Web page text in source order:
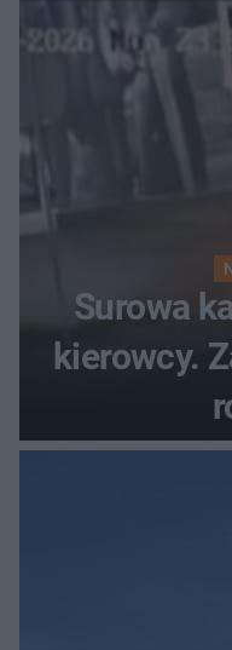
Surowa
kierowcy.